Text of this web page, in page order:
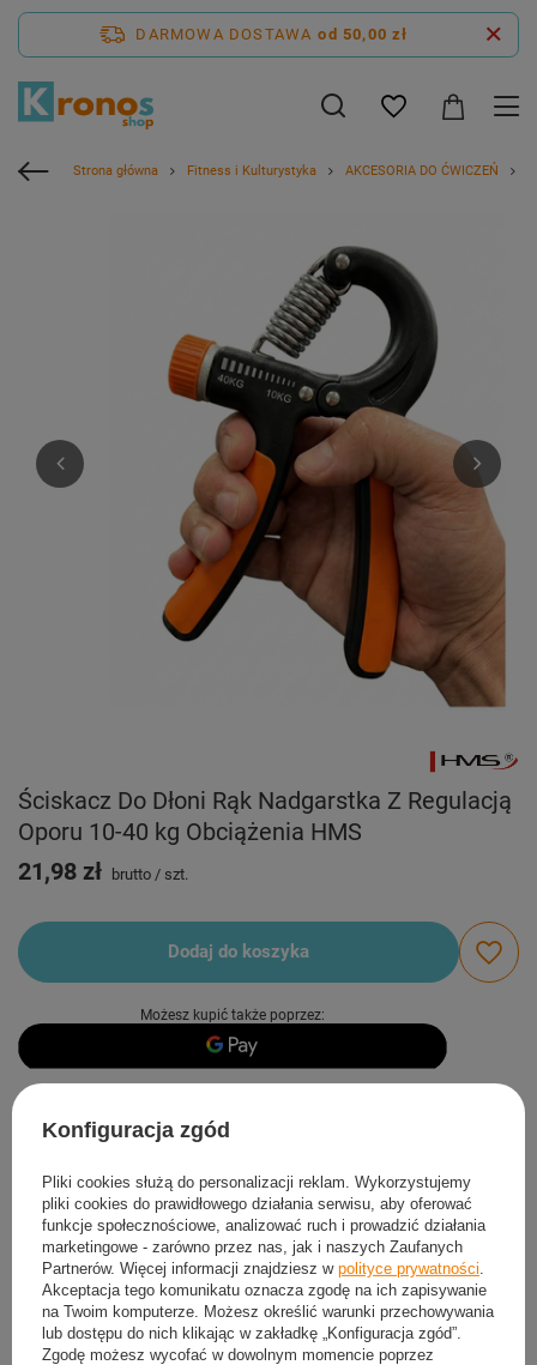
DARMOWA DOSTAWA od 50,00 zł
Strona główna Fitness i Kulturystyka AKCESORIA DO ĆWICZEŃ
Ściskacz Do Dłoni Rąk Nadgarstka Z Regulacją
Oporu 10-40 kg Obciążenia HMS
21,98 zł brutto / szt.
Dodaj do koszyka
Możesz kupić także poprzez:
Darmowa i szybka dostawa
30 dni na łatwy zwrot
Sprawdź, w którym sklepie obejrzysz i kupisz od ręki
Bezpieczne zakupy
Darmowa dostawa do paczkomatu lub punktu
odbioru
Konfiguracja zgód
Pliki cookies służą do personalizacji reklam. Wykorzystujemy
pliki cookies do prawidłowego działania serwisu, aby oferować
funkcje społecznościowe, analizować ruch i prowadzić działania
marketingowe - zarówno przez nas, jak i naszych Zaufanych
Partnerów. Więcej informacji znajdziesz w polityce prywatności
Akceptacja tego komunikatu oznacza zgodę na ich zapisywanie
na Twoim komputerze. Możesz określić warunki przechowywania
lub dostępu do nich klikając w zakładkę „Konfiguracja zgód”.
Zgodę możesz wycofać w dowolnym momencie poprzez